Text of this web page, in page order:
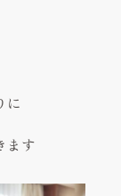
に
ます